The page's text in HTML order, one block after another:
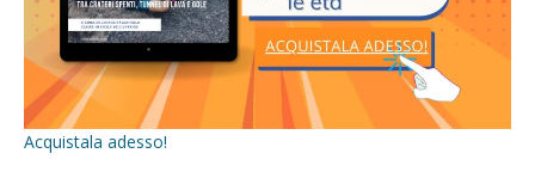
Acquistala adesso!